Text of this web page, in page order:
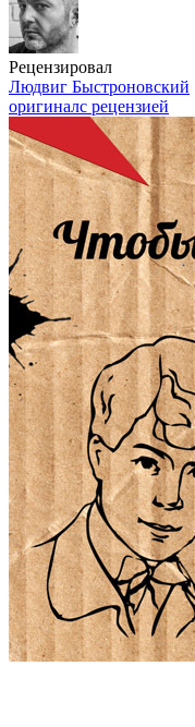
Рецензировал
Людвиг Быстроновский
оригиналс рецензией